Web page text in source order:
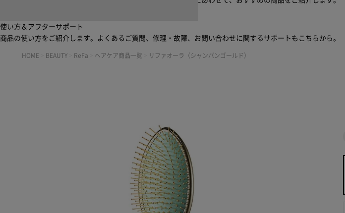
使い方＆アフターサポート
商品の使い方をご紹介します。よくあるご質問、修理・故障、お問い合わせに関するサポートもこちらから。
HOME BEAUTY ReFa ヘアケア商品一覧 リファオーラ（シャンパンゴールド）